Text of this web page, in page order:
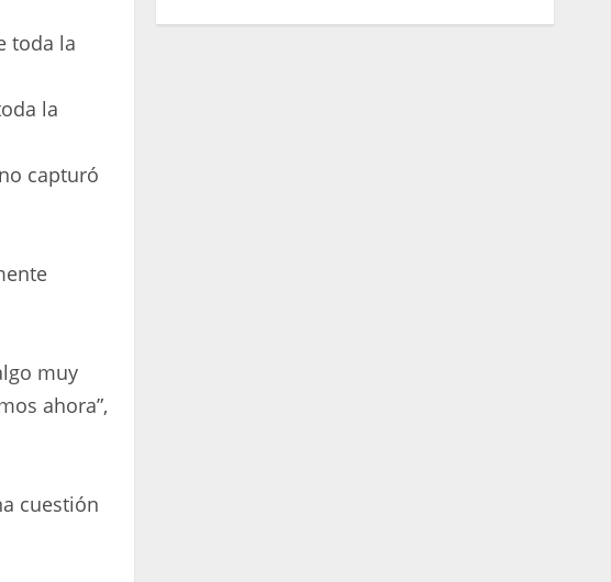
la
capturó
muy
ahora”,
cuestión